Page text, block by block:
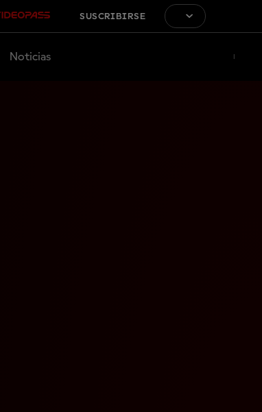
SUSCRIBIRSE
Noticias